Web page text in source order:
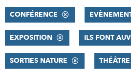
CONFÉRENCE
EXPOSITION ILS FONT
SORTIES NATURE THÉÂTRE